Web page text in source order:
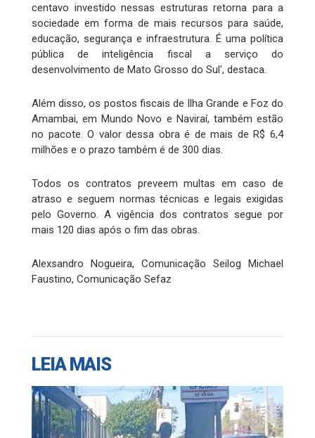
centavo investido nessas estruturas retorna para a
sociedade em forma de mais recursos para saúde,
educação, segurança e infraestrutura. É uma política
pública de inteligência fiscal a serviço do
desenvolvimento de Mato Grosso do Sul', destaca.
Além disso, os postos fiscais de Ilha Grande e Foz do
Amambai, em Mundo Novo e Naviraí, também estão
no pacote. O valor dessa obra é de mais de R$ 6,4
milhões e o prazo também é de 300 dias.
Todos os contratos preveem multas em caso de
atraso e seguem normas técnicas e legais exigidas
pelo Governo. A vigência dos contratos segue por
mais 120 dias após o fim das obras.
Alexsandro Nogueira, Comunicação Seilog Michael
Faustino, Comunicação Sefaz
LEIA MAIS